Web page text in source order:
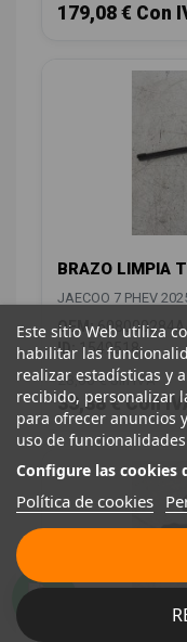
179,08 € Con
BRAZO LIMPIA
JAECOO 7 PHEV
OEM:
ID:1549518
28,00 € Sin IVA
33,88 € Con
Este sitio Web utiliza
habilitar las
realizar estadísticas y
recibido, personalizar
para ofrecer anuncios
uso de
Configure las cookies
Política de cookies